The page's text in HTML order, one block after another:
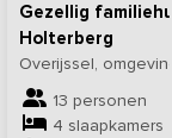
Gezellig
Holterberg
Overijssel,
13 personen
4 slaapkamers